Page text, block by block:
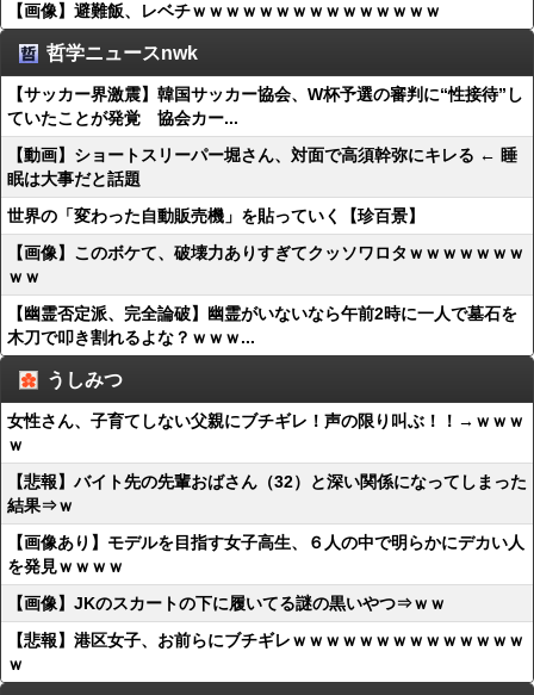
【画像】避難飯、レベチｗｗｗｗｗｗｗｗｗｗｗｗｗｗｗ
哲学ニュースnwk
【サッカー界激震】韓国サッカー協会、W杯予選の審判に“性接待”し
ていたことが発覚 協会カー...
【動画】ショートスリーパー堀さん、対面で高須幹弥にキレる ← 睡
眠は大事だと話題
世界の「変わった自動販売機」を貼っていく【珍百景】
【画像】このボケて、破壊力ありすぎてクッソワロタｗｗｗｗｗｗｗ
ｗｗ
【幽霊否定派、完全論破】幽霊がいないなら午前2時に一人で墓石を
木刀で叩き割れるよな？ｗｗｗ...
うしみつ
女性さん、子育てしない父親にブチギレ！声の限り叫ぶ！！→ｗｗｗ
ｗ
【悲報】バイト先の先輩おばさん（32）と深い関係になってしまった
結果⇒ｗ
【画像あり】モデルを目指す女子高生、６人の中で明らかにデカい人
を発見ｗｗｗｗ
【画像】JKのスカートの下に履いてる謎の黒いやつ⇒ｗｗ
【悲報】港区女子、お前らにブチギレｗｗｗｗｗｗｗｗｗｗｗｗｗｗ
ｗ